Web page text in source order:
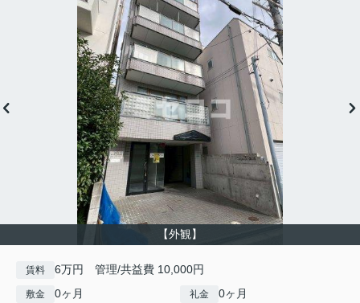
【外観】
賃料 6万円 管理/共益費 10,000円
敷金 0ヶ月 礼金 0ヶ月